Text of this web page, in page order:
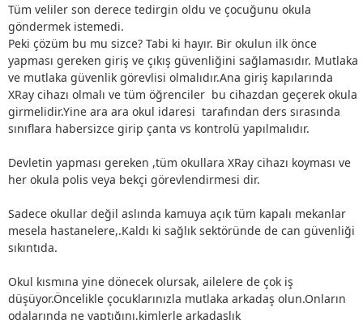
Tüm veliler son derece tedirgin oldu ve çocuğunu okula
göndermek istemedi.
Peki çözüm bu mu sizce? Tabi ki hayır. Bir okulun ilk önce
yapması gereken giriş ve çıkış güvenliğini sağlamasıdır. Mutlaka
ve mutlaka güvenlik görevlisi olmalıdır.Ana giriş kapılarında
XRay cihazı olmalı ve tüm öğrenciler bu cihazdan geçerek okula
girmelidir.Yine ara ara okul idaresi tarafından ders sırasında
sınıflara habersizce girip çanta vs kontrolü yapılmalıdır.
Devletin yapması gereken ,tüm okullara XRay cihazı koyması ve
her okula polis veya bekçi görevlendirmesi dir.
Sadece okullar değil aslında kamuya açık tüm kapalı mekanlar
mesela hastanelere,.Kaldı ki sağlık sektöründe de can güvenliği
sıkıntıda.
Okul kısmına yine dönecek olursak, ailelere de çok iş
düşüyor.Öncelikle çocuklarınızla mutlaka arkadaş olun.Onların
odalarında ne yaptığını,kimlerle arkadaşlık